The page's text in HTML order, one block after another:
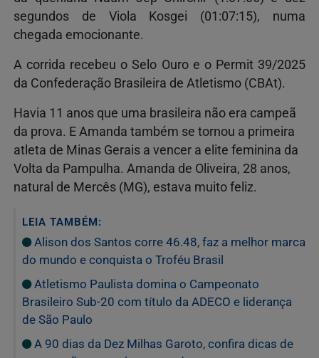
segundos de Viola Kosgei (01:07:15), numa
chegada emocionante.
A corrida recebeu o Selo Ouro e o Permit 39/2025
da Confederação Brasileira de Atletismo (CBAt).
Havia 11 anos que uma brasileira não era campeã
da prova. E Amanda também se tornou a primeira
atleta de Minas Gerais a vencer a elite feminina da
Volta da Pampulha. Amanda de Oliveira, 28 anos,
natural de Mercês (MG), estava muito feliz.
LEIA TAMBÉM:
Alison dos Santos corre 46.48, faz a melhor marca
do mundo e conquista o Troféu Brasil
Atletismo Paulista domina o Campeonato
Brasileiro Sub-20 com título da ADECO e liderança
de São Paulo
A 90 dias da Dez Milhas Garoto, confira dicas de